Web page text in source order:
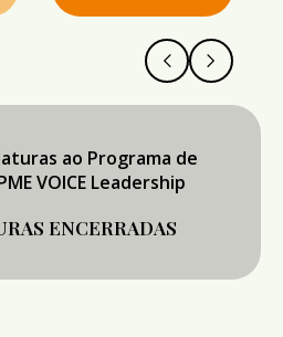
ao Programa de
VOICE Leadership
ENCERRADAS